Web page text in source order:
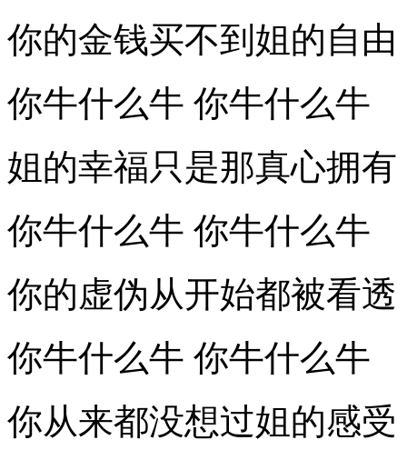
你的金钱买不到姐的自由
你牛什么牛 你牛什么牛
姐的幸福只是那真心拥有
你牛什么牛 你牛什么牛
你的虚伪从开始都被看透
你牛什么牛 你牛什么牛
你从来都没想过姐的感受